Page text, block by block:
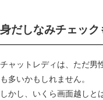
身だしなみチェック
チャットレディは、ただ男
も多いかもしれません。
しかし、いくら画面越しと